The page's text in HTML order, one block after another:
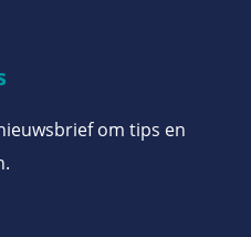
om tips en